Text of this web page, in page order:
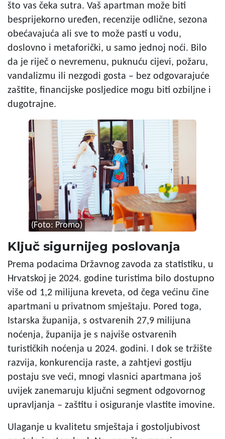
što vas čeka sutra. Vaš apartman može biti
besprijekorno uređen, recenzije odlične, sezona
obećavajuća ali sve to može pasti u vodu,
doslovno i metaforički, u samo jednoj noći. Bilo
da je riječ o nevremenu, puknuću cijevi, požaru,
vandalizmu ili nezgodi gosta – bez odgovarajuće
zaštite, financijske posljedice mogu biti ozbiljne i
dugotrajne.
(Foto: Promo)
Ključ sigurnijeg poslovanja
Prema podacima Državnog zavoda za statistiku, u
Hrvatskoj je 2024. godine turistima bilo dostupno
više od 1,2 milijuna kreveta, od čega većinu čine
apartmani u privatnom smještaju. Pored toga,
Istarska županija, s ostvarenih 27,9 milijuna
noćenja, županija je s najviše ostvarenih
turističkih noćenja u 2024. godini. I dok se tržište
razvija, konkurencija raste, a zahtjevi gostiju
postaju sve veći, mnogi vlasnici apartmana još
uvijek zanemaruju ključni segment odgovornog
upravljanja – zaštitu i osiguranje vlastite imovine.
Ulaganje u kvalitetu smještaja i gostoljubivost